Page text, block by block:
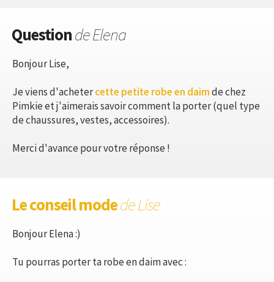
Questionde Elena
Bonjour Lise,
Je viens d'achetercette petite robe en daimde chez
Pimkie et j'aimerais savoir comment la porter (quel type
de chaussures, vestes, accessoires).
Merci d'avance pour votre réponse !
Le conseil modede Lise
Bonjour Elena :)
Tu pourras porter ta robe en daim avec :